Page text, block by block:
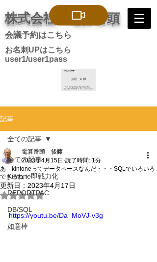
株式会社 電算番頭
会議予約はこちら
お名刺UPはこちら
user1/user1pass
記事
全ての記事
Kintone即戦力化
REPORTPAC
DB/SQL
如意棒
全ての記事
あ kintoneってデータベースなんだ・・・SQLでいろいろ
できるね！
電算番頭 後藤
2023年4月15日 読了時間: 1分
更新日： 2023年4月17日
5つ星のうちNaNと評価されています。
https://youtu.be/Da_MoVJ-v3g